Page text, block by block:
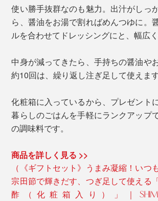
使い勝手抜群なのも魅力。出汁がしっ
ら、醤油をお湯で割ればめんつゆに。
ルを合わせてドレッシングにと、幅広く
中身が減ってきたら、手持ちの醤油や
約10回は、繰り返し注ぎ足して使えます
化粧箱に入っているから、プレゼント
暮らしのごはんを手軽にランクアップ
の調味料です。
商品を詳しく見る >>
（《ギフトセット》うまみ凝縮！いつ
宗田節で輝きだす、つぎ足して使える
酢（化粧箱入り）」｜